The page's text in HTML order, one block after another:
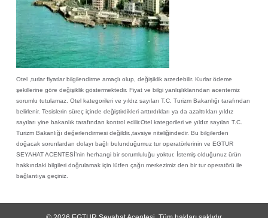
Otel ,turlar fiyatlar bilgilendirme amaçlı olup, değişiklik arzedebilir. Kurlar ödeme
şekillerine göre değişiklik göstermektedir. Fiyat ve bilgi yanlışlıklarından acentemiz
sorumlu tutulamaz. Otel kategorileri ve yıldız sayıları T.C. Turizm Bakanlığı tarafından
belirlenir. Tesislerin süreç içinde değiştirdikleri arttırdıkları ya da azalttıkları yıldız
sayıları yine bakanlık tarafından kontrol edilir.Otel kategorileri ve yıldız sayıları T.C.
Turizm Bakanlığı değerlendirmesi değildir.,tavsiye niteliğindedir. Bu bilgilerden
doğacak sorunlardan dolayı bağlı bulunduğumuz tur operatörlerinin ve EGTUR
SEYAHAT ACENTESİ’nin herhangi bir sorumluluğu yoktur. İstemiş olduğunuz ürün
hakkındaki bilgileri doğrulamak için lütfen çağrı merkezimiz den bir tur operatörü ile
bağlantıya geçiniz.